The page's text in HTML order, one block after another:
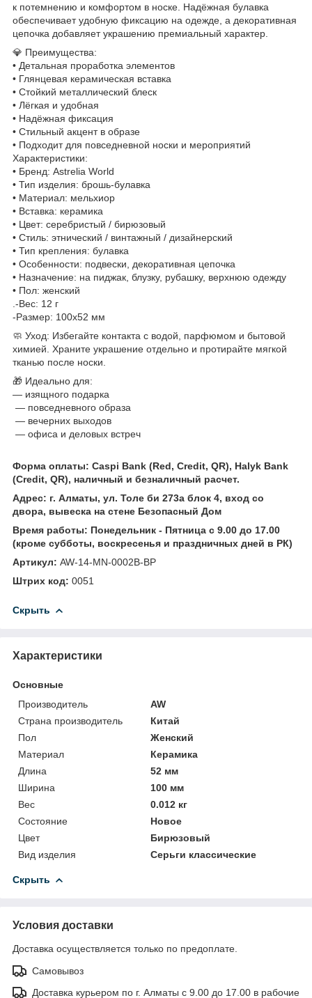
к потемнению и комфортом в носке. Надёжная булавка
обеспечивает удобную фиксацию на одежде, а декоративная
цепочка добавляет украшению премиальный характер.
💎 Преимущества:
• Детальная проработка элементов
• Глянцевая керамическая вставка
• Стойкий металлический блеск
• Лёгкая и удобная
• Надёжная фиксация
• Стильный акцент в образе
• Подходит для повседневной носки и мероприятий
Характеристики:
• Бренд: Astrelia World
• Тип изделия: брошь-булавка
• Материал: мельхиор
• Вставка: керамика
• Цвет: серебристый / бирюзовый
• Стиль: этнический / винтажный / дизайнерский
• Тип крепления: булавка
• Особенности: подвески, декоративная цепочка
• Назначение: на пиджак, блузку, рубашку, верхнюю одежду
• Пол: женский
.-Вес: 12 г
-Размер: 100х52 мм
🧼 Уход: Избегайте контакта с водой, парфюмом и бытовой
химией. Храните украшение отдельно и протирайте мягкой
тканью после носки.
🎁 Идеально для:
— изящного подарка
— повседневного образа
— вечерних выходов
— офиса и деловых встреч
Форма оплаты: Caspi Bank (Red, Credit, QR), Halyk Bank
(Credit, QR), наличный и безналичный расчет.
Адрес: г. Алматы, ул. Толе би 273а блок 4, вход со
двора, вывеска на стене Безопасный Дом
Время работы: Понедельник - Пятница с 9.00 до 17.00
(кроме субботы, воскресенья и праздничных дней в РК)
Артикул: AW-14-MN-0002B-BP
Штрих код: 0051
Скрыть
Характеристики
Основные
Производитель
AW
Страна производитель
Китай
Пол
Женский
Материал
Керамика
Длина
52 мм
Ширина
100 мм
Вес
0.012 кг
Состояние
Новое
Цвет
Бирюзовый
Вид изделия
Серьги классические
Скрыть
Условия доставки
Доставка осуществляется только по предоплате.
Самовывоз
Доставка курьером по г. Алматы с 9.00 до 17.00 в рабочие